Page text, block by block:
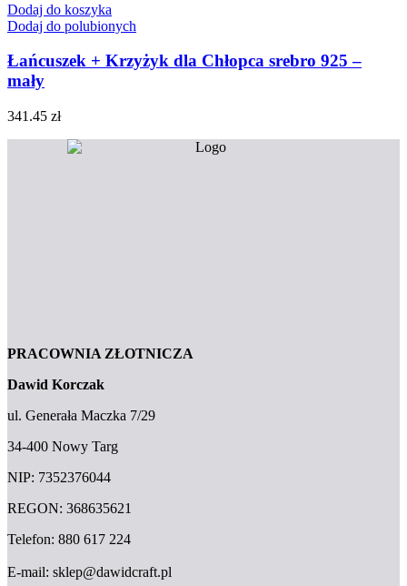
Dodaj do koszyka
Dodaj do polubionych
Łańcuszek + Krzyżyk dla Chłopca srebro 925 –
mały
341.45 zł
PRACOWNIA ZŁOTNICZA
Dawid Korczak
ul. Generała Maczka 7/29
34-400 Nowy Targ
NIP: 7352376044
REGON: 368635621
Telefon: 880 617 224
E-mail: sklep@dawidcraft.pl